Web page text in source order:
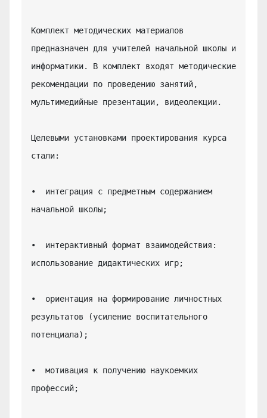
Комплект методических материалов
предназначен для учителей начальной школы и
информатики. В комплект входят методические
рекомендации по проведению занятий,
мультимедийные презентации, видеолекции.
Целевыми установками проектирования курса
стали:
•  интеграция с предметным содержанием
начальной школы;
•  интерактивный формат взаимодействия:
использование дидактических игр;
•  ориентация на формирование личностных
результатов (усиление воспитательного
потенциала);
•  мотивация к получению наукоемких
профессий;